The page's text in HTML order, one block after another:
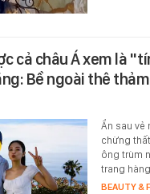
cả châu Á xem là
Bề ngoài thê
Ẩn sau vẻ
chừng
ông trùm
trang
BEAUTY &